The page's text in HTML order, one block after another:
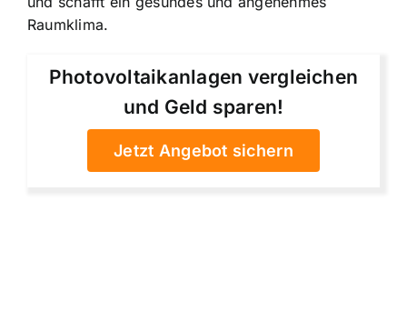
Raumklima.
Photovoltaikanlagen vergleichen
und Geld sparen!
Jetzt Angebot sichern